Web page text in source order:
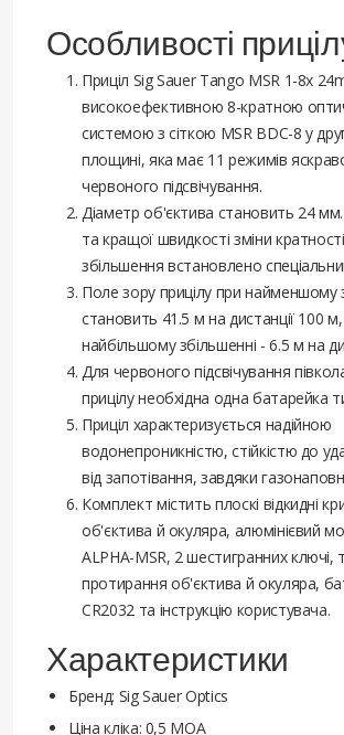
Особливості
Приціл Sig Sauer Tango MSR 1-8x
високоефективною 8-кратною
системою з сіткою MSR BDC-8 у
площині, яка має 11 режимів
червоного підсвічування.
Діаметр об'єктива становить 24
та кращої швидкості зміни кратності
збільшення встановлено
Поле зору прицілу при найменшому
становить 41.5 м на дистанції 100
найбільшому збільшенні - 6.5 м на
Для червоного підсвічування
прицілу необхідна одна батарейка
Приціл характеризується надійною
водонепроникністю, стійкістю до
від запотівання, завдяки
Комплект містить плоскі відкидні
об'єктива й окуляра, алюмінієвий
ALPHA-MSR, 2 шестигранних ключі,
протирання об'єктива й окуляра,
CR2032 та інструкцію користувача.
Характеристики
Бренд: Sig Sauer Optics
Ціна кліка: 0,5 МОА